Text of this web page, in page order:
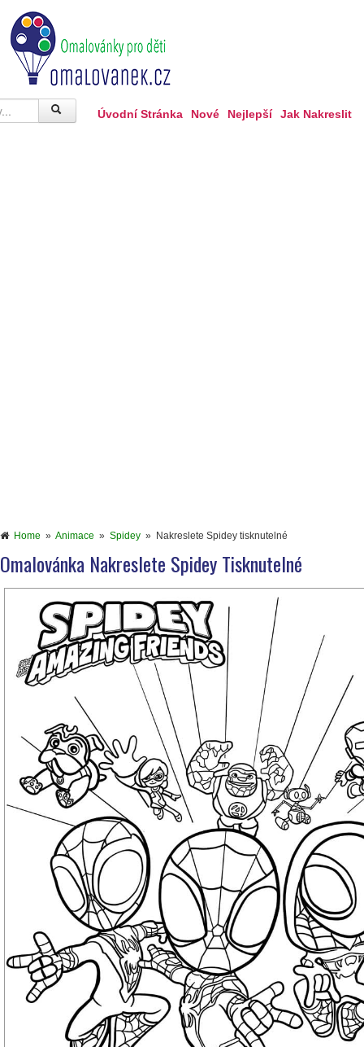
Úvodní Stránka Nové Nejlepší Jak Nakreslit
Home » Animace » Spidey » Nakreslete Spidey tisknutelné
Omalovánka Nakreslete Spidey Tisknutelné